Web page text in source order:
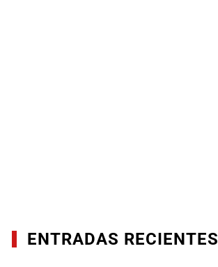
ENTRADAS RECIENTES